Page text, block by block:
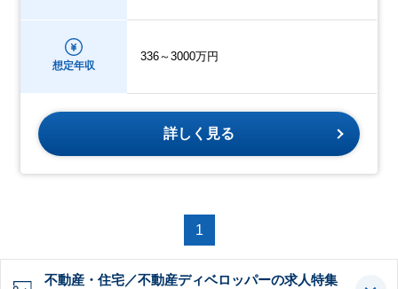
想定年収
336～3000万円
詳しく見る
1
不動産・住宅／不動産ディベロッパーの求人特集